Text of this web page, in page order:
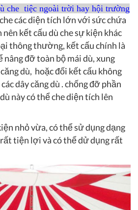
che tiệc ngoài trời hay hội trường
các diện tích lớn với sức chứa
kết cấu dù che sự kiện khác
thông thường, kết cấu chính là
đỡ toàn bộ mái dù, xung
dù, hoặc đối kết cấu không
dây căng dù . chống đỡ phần
này có thể che diện tích lên
nhỏ vừa, có thể sử dụng dạng
tiện lợi và có thể dử dụng rất